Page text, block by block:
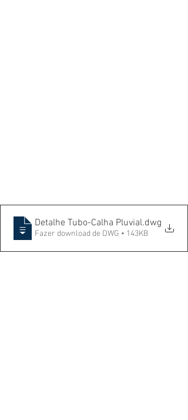
Detalhe Tubo-Calha Pluvial.dwg
Fazer download de DWG • 143KB